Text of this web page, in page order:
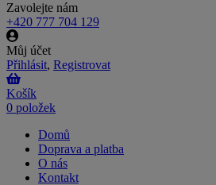
Zavolejte nám
+420 777 704 129
Můj účet
Přihlásit, Registrovat
Košík
0 položek
Domů
Doprava a platba
O nás
Kontakt